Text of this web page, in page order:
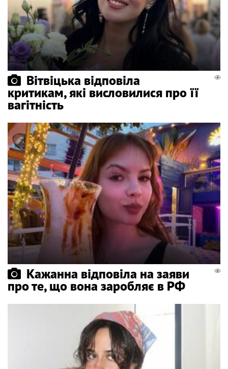
Вітвіцька відповіла
критикам, які висловилися про її
вагітність
Кажанна відповіла на заяви
про те, що вона заробляє в РФ